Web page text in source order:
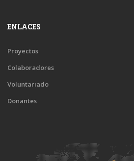
ENLACES
Proyectos
Colaboradores
Voluntariado
Donantes